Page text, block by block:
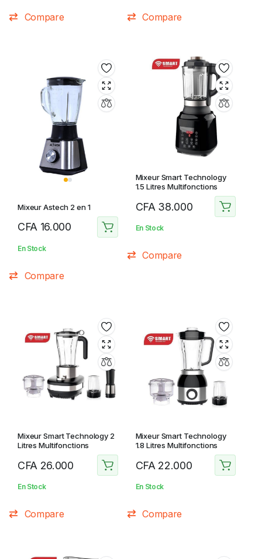
Compare Compare
Mixeur Astech 2 en 1
CFA 16.000
En Stock
Compare
Mixeur Smart Technology
1.5 Litres Multifonctions
CFA 38.000
En Stock
Compare
Mixeur Smart Technology 2
Litres Multifonctions
CFA 26.000
En Stock
Compare
Mixeur Smart Technology
1.8 Litres Multifonctions
CFA 22.000
En Stock
Compare